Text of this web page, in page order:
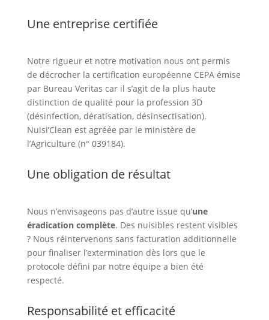
Une entreprise certifiée
Notre rigueur et notre motivation nous ont permis
de décrocher la certification européenne CEPA émise
par Bureau Veritas car il s’agit de la plus haute
distinction de qualité pour la profession 3D
(désinfection, dératisation, désinsectisation).
Nuisi’Clean est agréée par le ministère de
l’Agriculture (n° 039184).
Une obligation de résultat
Nous n’envisageons pas d’autre issue qu’une
éradication complète. Des nuisibles restent visibles
? Nous réintervenons sans facturation additionnelle
pour finaliser l’extermination dès lors que le
protocole défini par notre équipe a bien été
respecté.
Responsabilité et efficacité